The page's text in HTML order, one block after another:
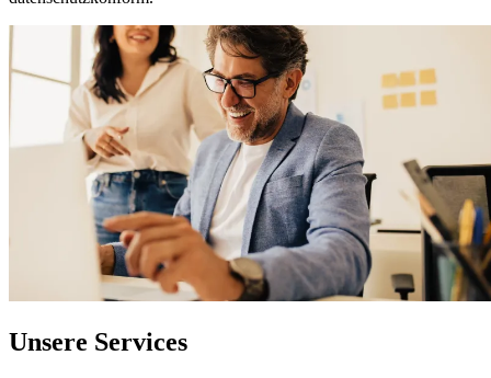
Unsere Services